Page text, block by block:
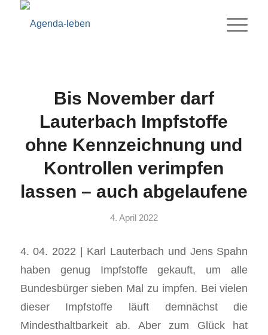
Bis November darf
Lauterbach Impfstoffe
ohne Kennzeichnung und
Kontrollen verimpfen
lassen – auch abgelaufene
4. April 2022
4. 04. 2022 | Karl Lauterbach und Jens Spahn
haben genug Impfstoffe gekauft, um alle
Bundesbürger sieben Mal zu impfen. Bei vielen
dieser Impfstoffe läuft demnächst die
Mindesthaltbarkeit ab. Aber zum Glück hat